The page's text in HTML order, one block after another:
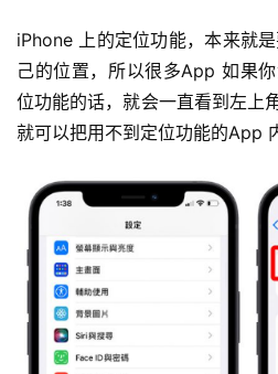
iPhone 上的定位功能，本来就
己的位置，所以很多App 如果
位功能的话，就会一直看到左上
就可以把用不到定位功能的App